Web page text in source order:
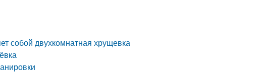
собой двухкомнатная хрущевка